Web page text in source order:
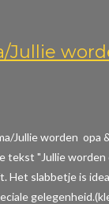
Jullie
Jullie worden opa
tekst "Jullie
slabbetje is